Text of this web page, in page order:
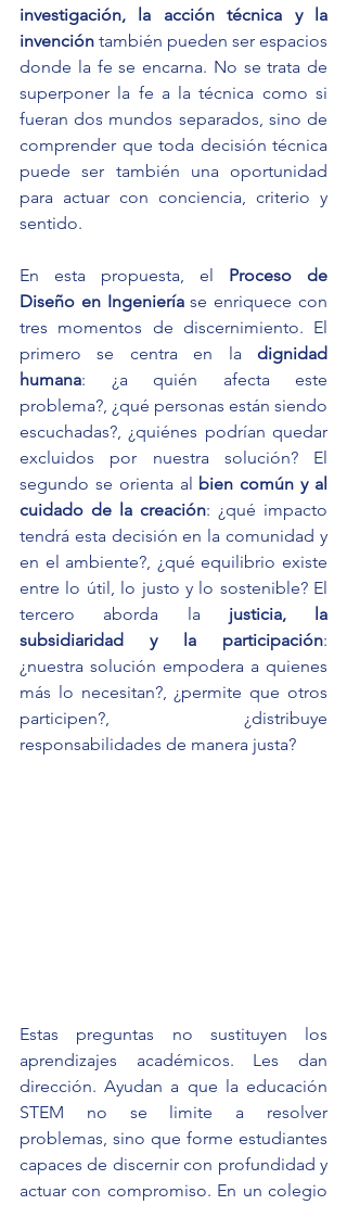
investigación, la acción técnica y la
invención también pueden ser espacios
donde la fe se encarna. No se trata de
superponer la fe a la técnica como si
fueran dos mundos separados, sino de
comprender que toda decisión técnica
puede ser también una oportunidad
para actuar con conciencia, criterio y
sentido.
En esta propuesta, el Proceso de
Diseño en Ingeniería se enriquece con
tres momentos de discernimiento. El
primero se centra en la dignidad
humana: ¿a quién afecta este
problema?, ¿qué personas están siendo
escuchadas?, ¿quiénes podrían quedar
excluidos por nuestra solución? El
segundo se orienta al bien común y al
cuidado de la creación: ¿qué impacto
tendrá esta decisión en la comunidad y
en el ambiente?, ¿qué equilibrio existe
entre lo útil, lo justo y lo sostenible? El
tercero aborda la justicia, la
subsidiaridad y la participación:
¿nuestra solución empodera a quienes
más lo necesitan?, ¿permite que otros
participen?, ¿distribuye
responsabilidades de manera justa?
Estas preguntas no sustituyen los
aprendizajes académicos. Les dan
dirección. Ayudan a que la educación
STEM no se limite a resolver
problemas, sino que forme estudiantes
capaces de discernir con profundidad y
actuar con compromiso. En un colegio